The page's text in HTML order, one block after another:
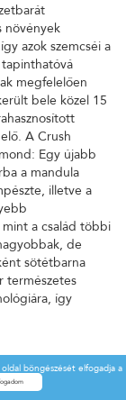
növények
azok szemcséi a
megfelelően
bele közel 15
A Crush
Egy újabb
a mandula
illetve a
a család többi
de
sötétbarna
természetes
így
böngészését elfogadja a